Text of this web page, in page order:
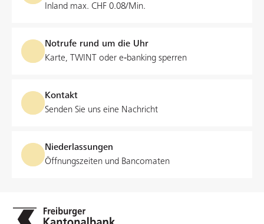
Hypothekardarlehen nach
Kündigung auf Sicht
Maximalbetrag
Dénonciation
unkündbar während fünf
Inland max. CHF 0.08/Min.
Notrufe rund um die Uhr
Karte, TWINT oder e‑banking sperren
Kontakt
Senden Sie uns eine Nachricht
Niederlassungen
Öffnungszeiten und Bancomaten